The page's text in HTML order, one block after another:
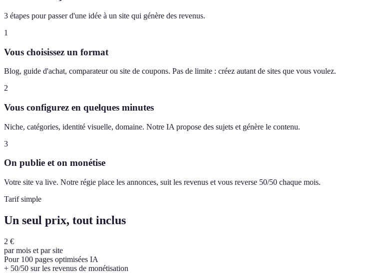
3 étapes pour passer d'une idée à un site qui génère des revenus.
1
Vous choisissez un format
Blog, guide d'achat, comparateur ou site de coupons. Pas de limite : créez autant de sites que vous voulez.
2
Vous configurez en quelques minutes
Niche, catégories, identité visuelle, domaine. Notre IA propose des sujets et génère le contenu.
3
On publie et on monétise
Votre site va live. Notre régie place les annonces, suit les revenus et vous reverse 50/50 chaque mois.
Tarif simple
Un seul prix, tout inclus
2 €
par mois et par site
Pour 100 pages optimisées IA
+ 50/50 sur les revenus de monétisation